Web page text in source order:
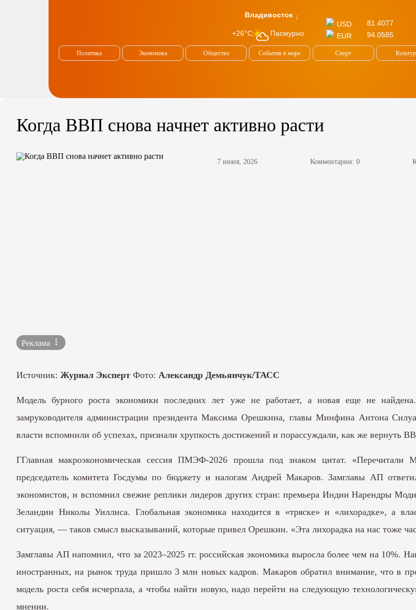
Владивосток
+26°C Пасмурно
USD
81.4077
EUR
94.0585
Политика Экономика Общество События в мире Спорт
Когда ВВП снова начнет активно расти
7 июня, 2026 Комментарии: 0
Реклама
Источник: Журнал Эксперт Фото: Александр Демьянчук/ТАСС
Модель бурного роста экономики последних лет уже не работает, а новая еще не
замруководителя администрации президента Максима Орешкина, главы Минфина Антона
власти вспомнили об успехах, признали хрупкость достижений и порассуждали, как же вернуть
ГГлавная макроэкономическая сессия ПМЭФ-2026 прошла под знаком цитат.
председатель комитета Госдумы по бюджету и налогам Андрей Макаров. Замглавы АП
экономистов, и вспомнил свежие реплики лидеров других стран: премьера Индии Нарендры
Зеландии Николы Уиллиса. Глобальная экономика находится в «тряске» и «лихорадке», а
ситуация, — таков смысл высказываний, которые привел Орешкин. «Эта лихорадка на нас тоже
Замглавы АП напомнил, что за 2023–2025 гг. российская экономика выросла более чем на 10%.
иностранных, на рынок труда пришло 3 млн новых кадров. Макаров обратил внимание, что в
модель роста себя исчерпала, а чтобы найти новую, надо перейти на следующую
мнении.